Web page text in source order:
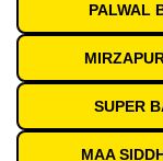
PALWAL
SUPER
MAA